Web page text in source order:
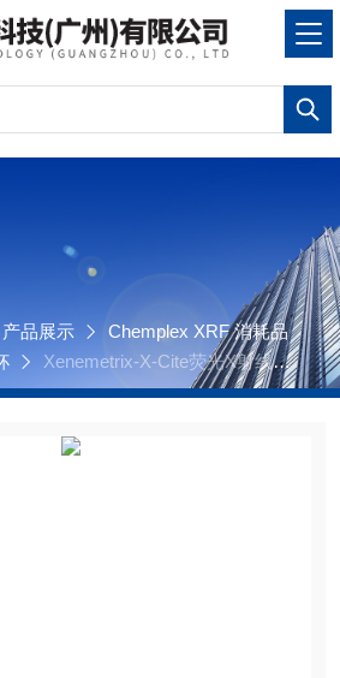
产品展示
Chemplex XRF 消耗品
Xenemetrix-X-Cite荧光X射线硫